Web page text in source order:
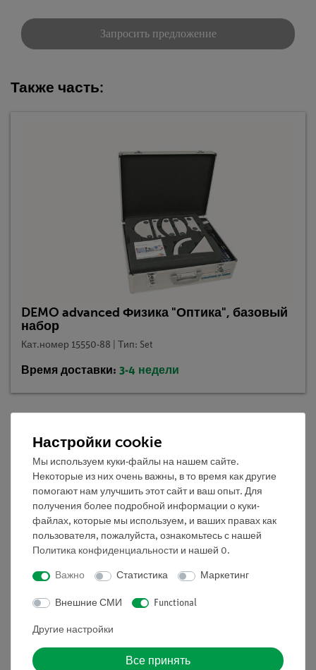
Запросить предложение
Также часть:
DEMO advanced Физика "Оптика", базовый
набор
Кат.номер 15550-88 | Тип: Set
Время доставки: 3-4 недели
Описание
минимальное время подготовки
светоинтенсивная галогенная лампа
простота преподавания благодаря
демонстрации
идеальное дополнение к аналоговым
сравнения устройств
Настройки cookie
Мы используем куки-файлы на нашем сайте.
Некоторые из них очень важны, в то время как другие
помогают нам улучшить этот сайт и ваш опыт. Для
получения более подробной информации о куки-
файлах, которые мы используем, и ваших правах как
пользователя, пожалуйста, ознакомьтесь с нашей
Политика конфиденциальности и нашей 0.
Важно Статистика Маркетинг
Внешние СМИ Functional
Другие настройки
Все принять